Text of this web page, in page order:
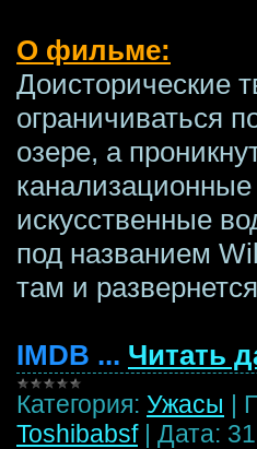
О фильме:
Доисторические
ограничиваться
озере, а
искусственные
под названием
там и
IMDB ... Читать
Категория: Ужасы |
Toshibabsf | Дата: